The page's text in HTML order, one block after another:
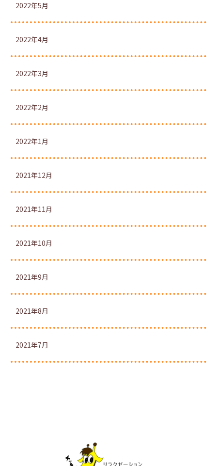
2022年5月
2022年4月
2022年3月
2022年2月
2022年1月
2021年12月
2021年11月
2021年10月
2021年9月
2021年8月
2021年7月